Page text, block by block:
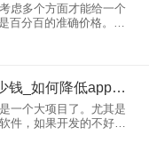
虑多个方面才能给一个
百分百的准确价格。总
不能说上来你一问多少
这个都是需要双方先详
北京开发一个app多少钱_如何降低app开发成本
一个大项目了。尤其是
件，如果开发的不好是
广的。因此不管是企业
都需要完善其功能需